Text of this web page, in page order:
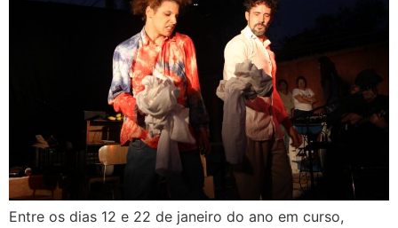
Entre os dias 12 e 22 de janeiro do ano em curso,